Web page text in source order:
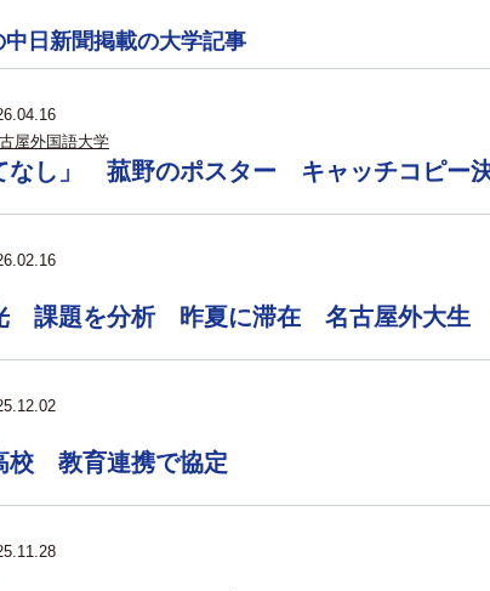
中日新聞掲載の大学記事
屋外国語大学
なし」 菰野のポスター キャッチコピー
課題を分析 昨夏に滞在 名古屋外大生
校 教育連携で協定